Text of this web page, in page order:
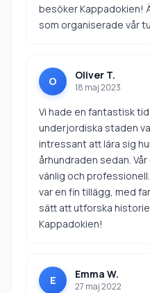
besöker Kappadokien!
som organiserade vår
O Oliver T.
18 maj 2023
Vi hade en fantastisk
underjordiska staden
intressant att lära sig
århundraden sedan.
vänlig och
var en fin tillägg, med
sätt att utforska
Kappadokien!
E Emma W.
27 maj 2022